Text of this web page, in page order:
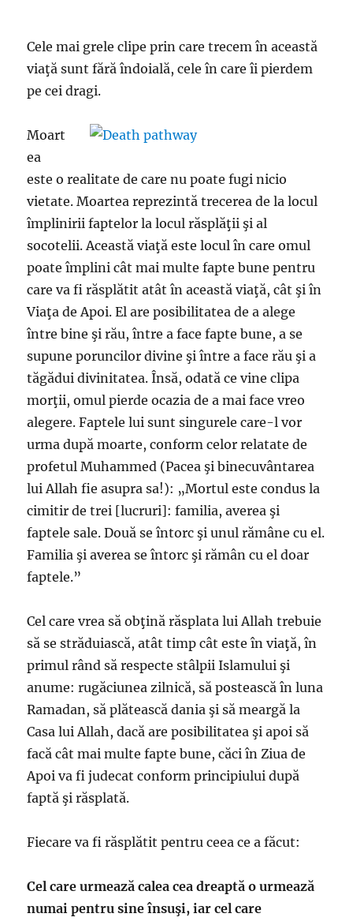
Cele mai grele clipe prin care trecem în această
viaţă sunt fără îndoială, cele în care îi pierdem
pe cei dragi.
Moart
ea
este o realitate de care nu poate fugi nicio
vietate. Moartea reprezintă trecerea de la locul
împlinirii faptelor la locul răsplăţii şi al
socotelii. Această viaţă este locul în care omul
poate împlini cât mai multe fapte bune pentru
care va fi răsplătit atât în această viaţă, cât şi în
Viaţa de Apoi. El are posibilitatea de a alege
între bine şi rău, între a face fapte bune, a se
supune poruncilor divine şi între a face rău şi a
tăgădui divinitatea. Însă, odată ce vine clipa
morţii, omul pierde ocazia de a mai face vreo
alegere. Faptele lui sunt singurele care-l vor
urma după moarte, conform celor relatate de
profetul Muhammed (Pacea şi binecuvântarea
lui Allah fie asupra sa!): „Mortul este condus la
cimitir de trei [lucruri]: familia, averea şi
faptele sale. Două se întorc şi unul rămâne cu el.
Familia şi averea se întorc şi rămân cu el doar
faptele.”
Cel care vrea să obţină răsplata lui Allah trebuie
să se străduiască, atât timp cât este în viaţă, în
primul rând să respecte stâlpii Islamului şi
anume: rugăciunea zilnică, să postească în luna
Ramadan, să plătească dania şi să meargă la
Casa lui Allah, dacă are posibilitatea şi apoi să
facă cât mai multe fapte bune, căci în Ziua de
Apoi va fi judecat conform principiului după
faptă şi răsplată.
Fiecare va fi răsplătit pentru ceea ce a făcut:
Cel care urmează calea cea dreaptă o urmează
numai pentru sine însuşi, iar cel care